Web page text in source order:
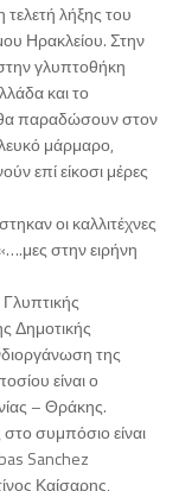
λήξης του
Ηρακλείου. Στην
γλυπτοθήκη
και το
θα παραδώσουν στον
μάρμαρο,
επί είκοσι μέρες
οι καλλιτέχνες
στην ειρήνη
Δημοτικής
της
είναι ο
– Θράκης.
συμπόσιο είναι
Sanchez
Καίσαρης,